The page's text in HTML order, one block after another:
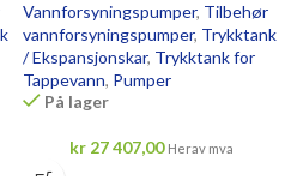
Vannforsyningspumper, Tilbehør
vannforsyningspumper, Trykktank
/ Ekspansjonskar, Trykktank for
Tappevann, Pumper
På lager
kr27 407,00 Herav mva